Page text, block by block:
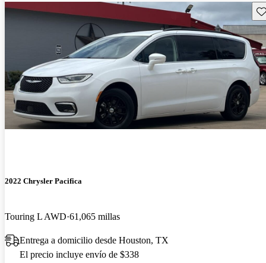
2022 Chrysler Pacifica
Touring L AWD 61,065 millas
Entrega a domicilio desde Houston, TX
El precio incluye envío de $338